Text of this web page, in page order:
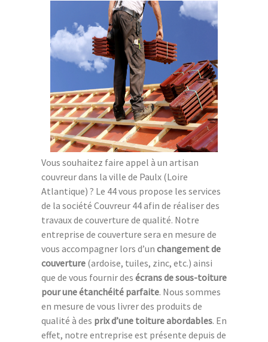
Vous souhaitez faire appel à un artisan
couvreur dans la ville de Paulx (Loire
Atlantique) ? Le 44 vous propose les services
de la société Couvreur 44 afin de réaliser des
travaux de couverture de qualité. Notre
entreprise de couverture sera en mesure de
vous accompagner lors d’un changement de
couverture (ardoise, tuiles, zinc, etc.) ainsi
que de vous fournir des écrans de sous-toiture
pour une étanchéité parfaite. Nous sommes
en mesure de vous livrer des produits de
qualité à des prix d’une toiture abordables. En
effet, notre entreprise est présente depuis de